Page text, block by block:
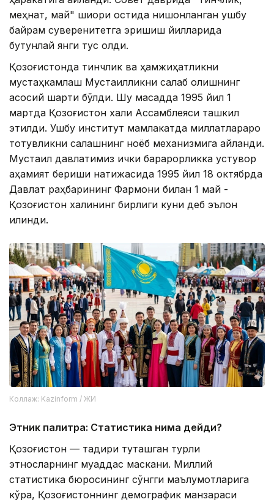
меҳнат, май" шиори остида нишонланган ушбу
байрам суверенитетга эришиш йилларида
бутунлай янги тус олди.
Қозоғистонда тинчлик ва ҳамжиҳатликни
мустаҳкамлаш Мустақилликни сақлаб қолишнинг
асосий шарти бўлди. Шу мақсадда 1995 йил 1
мартда Қозоғистон халқи Ассамблеяси ташкил
этилди. Ушбу институт мамлакатда миллатлараро
тотувликни сақлашнинг ноёб механизмига айланди.
Мустақил давлатимиз ички барқарорликка устувор
аҳамият бериши натижасида 1995 йил 18 октябрда
Давлат раҳбарининг Фармони билан 1 май -
Қозоғистон халқининг бирлиги куни деб эълон
қилинди.
Коллаж: Kazinform / ЖИ
Этник палитра: Статистика нима дейди?
Қозоғистон — тақдири туташган турли
этносларнинг муқаддас маскани. Миллий
статистика бюросининг сўнгги маълумотларига
кўра, Қозоғистоннинг демографик манзараси